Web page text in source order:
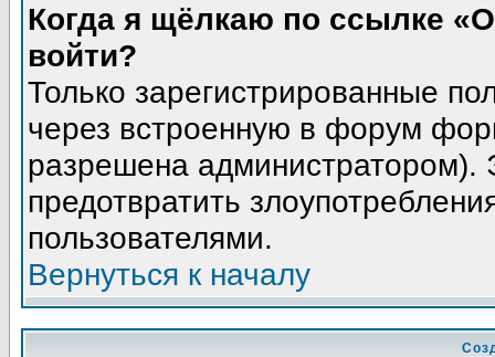
Когда я щёлкаю по ссылке
войти?
Только зарегистрированные
через встроенную в форум
разрешена администратором).
предотвратить
пользователями.
Вернуться к началу